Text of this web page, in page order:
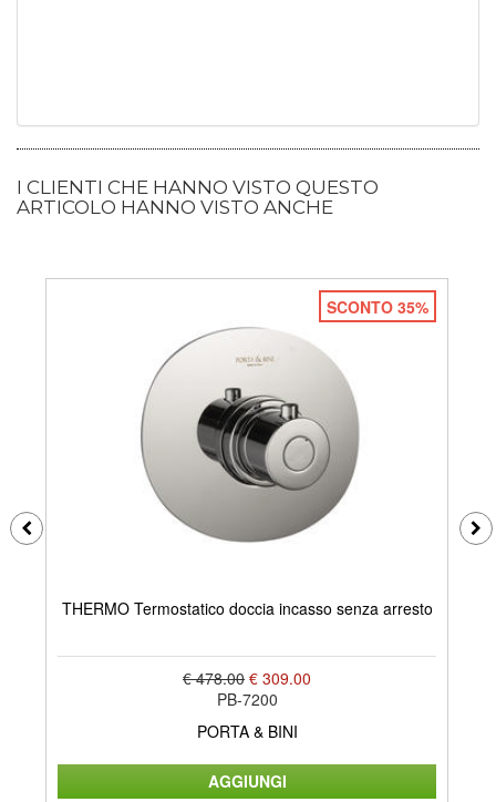
I CLIENTI CHE HANNO VISTO QUESTO
ARTICOLO HANNO VISTO ANCHE
SCONTO 35%
THERMO Termostatico doccia incasso senza arresto
€ 478.00 € 309.00
PB-7200
PORTA & BINI